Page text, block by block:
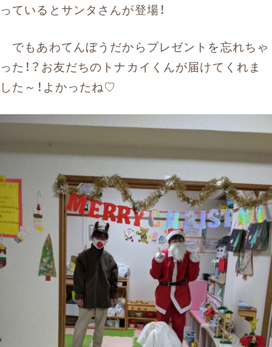
っているとサンタさんが登場！
でもあわてんぼうだからプレゼントを忘れちゃ
った！？お友だちのトナカイくんが届けてくれま
した～！よかったね♡